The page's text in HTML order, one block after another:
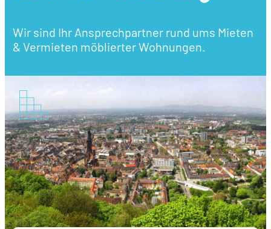
Wir sind Ihr Ansprechpartner rund ums Mieten
& Vermieten möblierter Wohnungen.